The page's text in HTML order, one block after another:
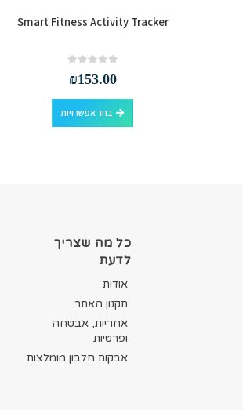
Smart Fitness Activity Tracker
₪153.00
בחר אפשרויות
למוצר זה יש מספר סוגים. ניתן לבחור את האפשרויות בעמוד המוצר
כל מה שצריך
לדעת
אודות
תקנון האתר
אחריות, אבטחה
ופרטיות
אבקות חלבון מומלצות